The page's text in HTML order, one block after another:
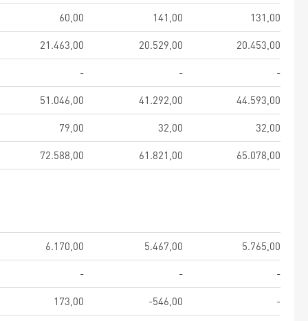
60,00 141,00
131,00
21.463,00 20.529,00
20.453,00
- -
-
51.046,00 41.292,00
44.593,00
79,00 32,00
32,00
72.588,00 61.821,00 65.078,00
6.170,00 5.467,00
5.765,00
- -
-
173,00 -546,00
-